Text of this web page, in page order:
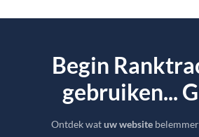
Begin
gebruiken...
Ontdek watuw website